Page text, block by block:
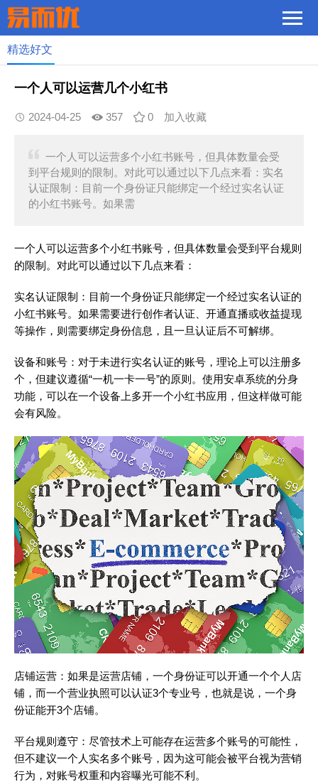
精选好文
一个人可以运营几个小红书
2024-04-25 357 0 加入收藏
一个人可以运营多个小红书账号，但具体数量会受
到平台规则的限制。对此可以通过以下几点来看：实名
认证限制：目前一个身份证只能绑定一个经过实名认证
的小红书账号。如果需
一个人可以运营多个小红书账号，但具体数量会受到平台规则
的限制。对此可以通过以下几点来看：
实名认证限制：目前一个身份证只能绑定一个经过实名认证的
小红书账号。如果需要进行创作者认证、开通直播或收益提现
等操作，则需要绑定身份信息，且一旦认证后不可解绑。
设备和账号：对于未进行实名认证的账号，理论上可以注册多
个，但建议遵循“一机一卡一号”的原则。使用安卓系统的分身
功能，可以在一个设备上多开一个小红书应用，但这样做可能
会有风险。
店铺运营：如果是运营店铺，一个身份证可以开通一个个人店
铺，而一个营业执照可以认证3个专业号，也就是说，一个身
份证能开3个店铺。
平台规则遵守：尽管技术上可能存在运营多个账号的可能性，
但不建议一个人实名多个账号，因为这可能会被平台视为营销
行为，对账号权重和内容曝光可能不利。